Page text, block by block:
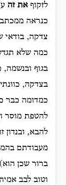
לזקוףאת זה
כנראה
צדקה, בודאי
כמה שלא
בגוף
בצדקה,
כמדומה כבר
להטפת מוסר
להבא, ובנדון
מעבודתם
ברור שכן
וטוב לבב